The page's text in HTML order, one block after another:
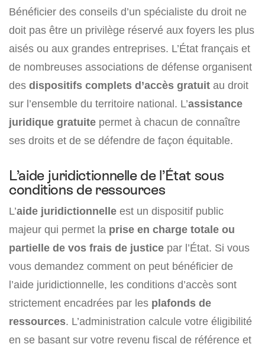
Bénéficier des conseils d’un spécialiste du droit ne
doit pas être un privilège réservé aux foyers les plus
aisés ou aux grandes entreprises. L’État français et
de nombreuses associations de défense organisent
des dispositifs complets d’accès gratuit au droit
sur l’ensemble du territoire national. L’assistance
juridique gratuite permet à chacun de connaître
ses droits et de se défendre de façon équitable.
L’aide juridictionnelle de l’État sous
conditions de ressources
L’aide juridictionnelle est un dispositif public
majeur qui permet la prise en charge totale ou
partielle de vos frais de justice par l’État. Si vous
vous demandez comment on peut bénéficier de
l’aide juridictionnelle, les conditions d’accès sont
strictement encadrées par les plafonds de
ressources. L’administration calcule votre éligibilité
en se basant sur votre revenu fiscal de référence et